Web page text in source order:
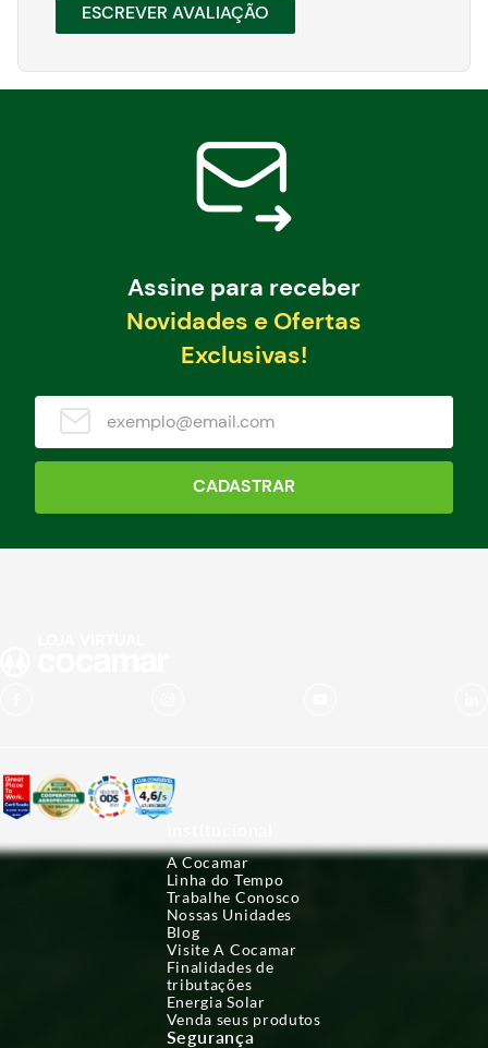
ESCREVER AVALIAÇÃO
Assine para receber
Novidades e Ofertas
Exclusivas!
CADASTRAR
A Cocamar
Linha do Tempo
Trabalhe Conosco
Nossas Unidades
Blog
Visite A Cocamar
Finalidades de
tributações
Energia Solar
Venda seus produtos
Segurança